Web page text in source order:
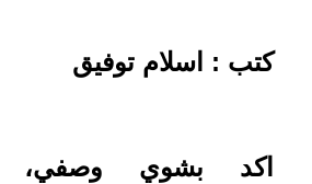
كتب : اسلام توفيق
اكد بشوي وصفي،